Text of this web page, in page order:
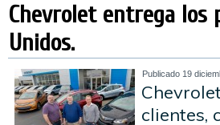
Chevrolet entrega los
Unidos.
Publicado 19
clientes,